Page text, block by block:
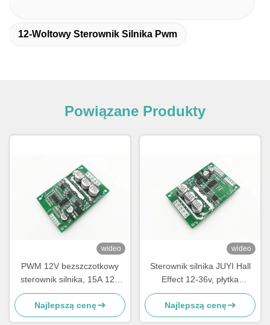
12-Woltowy Sterownik Silnika Pwm
Powiązane Produkty
wideo
PWM 12V bezszczotkowy
sterownik silnika, 15A 12V
regulator silnika prądu
stałego -20 - 85°C Cykl
pracy 0-100%
Najlepszą cenę
wideo
Sterownik silnika JUYI Hall
Effect 12-36v, płytka
drukowana sterownika
silnika BLDC JYQD-V7.3E2
Najlepszą cenę